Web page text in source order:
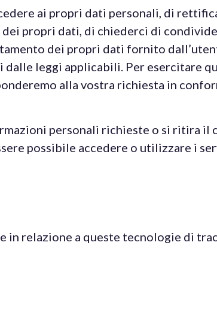
ai propri dati personali, di
propri dati, di chiederci di
dei propri dati fornito
dalle leggi applicabili. Per esercitare
alla vostra richiesta in
personali richieste o si ritira il
possibile accedere o utilizzare i
in relazione a queste tecnologie di